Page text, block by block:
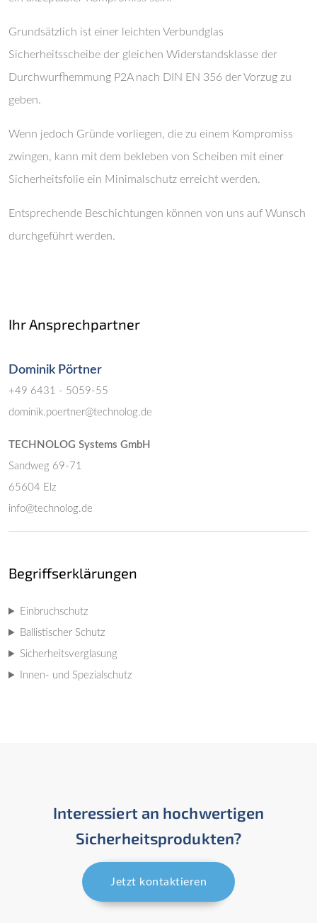
Grundsätzlich ist einer leichten Verbundglas
Sicherheitsscheibe der gleichen Widerstandsklasse der
Durchwurfhemmung P2A nach DIN EN 356 der Vorzug zu
geben.
Wenn jedoch Gründe vorliegen, die zu einem Kompromiss
zwingen, kann mit dem bekleben von Scheiben mit einer
Sicherheitsfolie ein Minimalschutz erreicht werden.
Entsprechende Beschichtungen können von uns auf Wunsch
durchgeführt werden.
Ihr Ansprechpartner
Dominik Pörtner
+49 6431 - 5059-55
dominik.poertner@technolog.de
TECHNOLOG Systems GmbH
Sandweg 69-71
65604 Elz
info@technolog.de
Begriffserklärungen
Einbruchschutz
Ballistischer Schutz
Sicherheitsverglasung
Innen- und Spezialschutz
Interessiert an hochwertigen
Sicherheitsprodukten?
Jetzt kontaktieren